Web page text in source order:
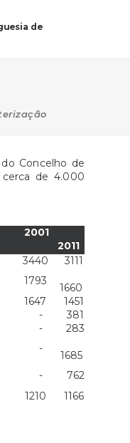
de
Concelho de
de 4.000
2001
2011
3440
3111
1793
1660
1647
1451
-
381
-
283
-
1685
-
762
1210 1166